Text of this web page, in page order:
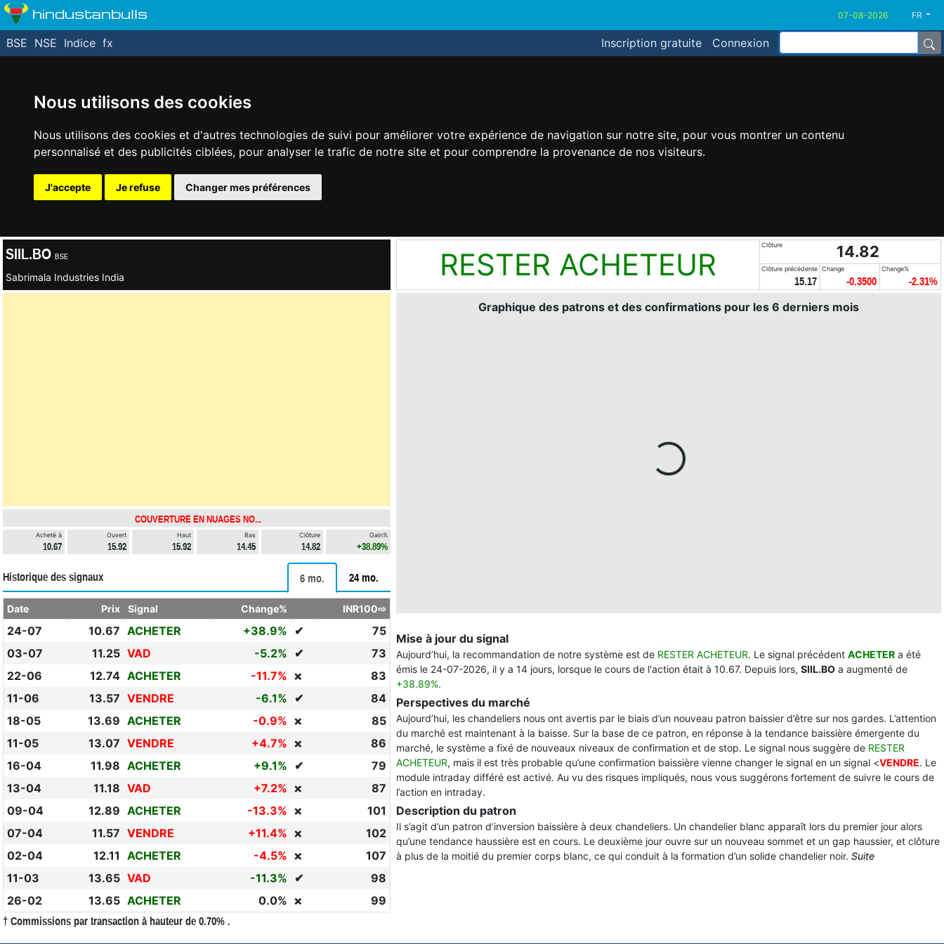
Nous utilisons des cookies
Nous utilisons des cookies et d'autres technologies de suivi pour améliorer votre expérience de navigation sur notre site, pour vous montrer un contenu
personnalisé et des publicités ciblées, pour analyser le trafic de notre site et pour comprendre la provenance de nos visiteurs.
J'accepte Je refuse Changer mes préférences
hindustanbulls FR
Inscription gratuite Connexion
BSE NSE Indice fx
SIIL.BO BSE
Sabrimala Industries India RESTER ACHETEUR
Clôture 14.82
Clôture précédente
15.17
Change
-0.3500
Change%
-2.31%
COUVERTURE EN NUAGES NO...
Acheté à
10.67
Ouvert
15.92
Haut
15.92
Bas
14.45
Clôture
14.82
Gain%
+38.89%
Historique des signaux 6 mo. 24 mo.
Date Prix Signal Change% INR100⇨
24-07 10.67 ACHETER +38.9% ✔
75
03-07
11.25 VAD -5.2% ✔
73
22-06
12.74 ACHETER -11.7% ❌
83
11-06
13.57 VENDRE -6.1% ✔
84
18-05
13.69 ACHETER -0.9% ❌
85
11-05
13.07 VENDRE +4.7% ❌
86
16-04
11.98 ACHETER +9.1% ✔
79
13-04
11.18 VAD +7.2% ❌
87
09-04
12.89 ACHETER -13.3% ❌
101
07-04
11.57 VENDRE +11.4% ❌
102
02-04
12.11 ACHETER -4.5% ❌
107
11-03
13.65 VAD -11.3% ✔
98
26-02
13.65 ACHETER 0.0% ❌ 99
† Commissions par transaction à hauteur de 0.70% .
Graphique des patrons et des confirmations pour les 6 derniers mois
Mise à jour du signal
Aujourd’hui, la recommandation de notre système est de RESTER ACHETEUR. Le signal précédent ACHETER a été
émis le 24-07-2026, il y a 14 jours, lorsque le cours de l'action était à 10.67. Depuis lors, SIIL.BO a augmenté de
+38.89%.
Perspectives du marché
Aujourd’hui, les chandeliers nous ont avertis par le biais d’un nouveau patron baissier d’être sur nos gardes. L’attention
du marché est maintenant à la baisse. Sur la base de ce patron, en réponse à la tendance baissière émergente du
marché, le système a fixé de nouveaux niveaux de confirmation et de stop. Le signal nous suggère de RESTER
ACHETEUR, mais il est très probable qu’une confirmation baissière vienne changer le signal en un signal <VENDRE. Le
module intraday différé est activé. Au vu des risques impliqués, nous vous suggérons fortement de suivre le cours de
l’action en intraday.
Description du patron
Il s’agit d’un patron d’inversion baissière à deux chandeliers. Un chandelier blanc apparaît lors du premier jour alors
qu’une tendance haussière est en cours. Le deuxième jour ouvre sur un nouveau sommet et un gap haussier, et clôture
à plus de la moitié du premier corps blanc, ce qui conduit à la formation d’un solide chandelier noir. Suite